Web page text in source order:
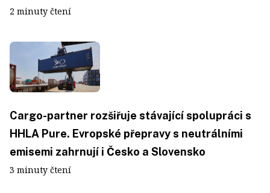
2 minuty čtení
Cargo-partner rozšiřuje stávající spolupráci s
HHLA Pure. Evropské přepravy s neutrálními
emisemi zahrnují i Česko a Slovensko
3 minuty čtení